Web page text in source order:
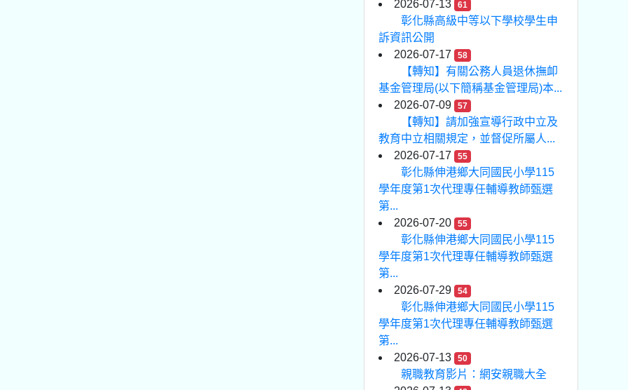
2026-07-13
61
彰化縣高級中等以下學校學生申
訴資訊公開
2026-07-17
58
【轉知】有關公務人員退休撫卹
基金管理局(以下簡稱基金管理局)本...
2026-07-09
57
【轉知】請加強宣導行政中立及
教育中立相關規定，並督促所屬人...
2026-07-17
55
彰化縣伸港鄉大同國民小學115
學年度第1次代理專任輔導教師甄選
第...
2026-07-20
55
彰化縣伸港鄉大同國民小學115
學年度第1次代理專任輔導教師甄選
第...
2026-07-29
54
彰化縣伸港鄉大同國民小學115
學年度第1次代理專任輔導教師甄選
第...
2026-07-13
50
親職教育影片：網安親職大全